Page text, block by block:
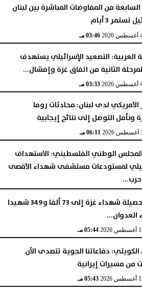
السابعة من المفاوضات المباشرة بين لبنان
تستمر 3 أيام
03:46 مـ
العربية: التصعيد الإسرائيلي يستهدف
الثانية من اتفاق غزة وإفشال...
03:33 مـ
الأمريكي لدى لبنان: محادثات روما
ونأمل التوصل إلى نتائج إيجابية
06:11 مـ
الوطني الفلسطيني: الاستهداف
لمستودعات مستشفى شهداء الأقصى
ارتفاع حصيلة شهداء غزة إلى 73 ألفا و349 شهيدا
العدوان...
05:44 مـ
دفاعاتنا الجوية تتصدى الآن
من مسيرات إيرانية
05:43 مـ